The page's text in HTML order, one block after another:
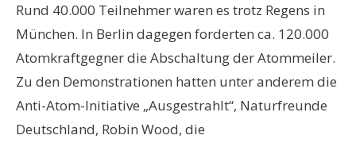
Rund 40.000 Teilnehmer waren es trotz Regens in
München. In Berlin dagegen forderten ca. 120.000
Atomkraftgegner die Abschaltung der Atommeiler.
Zu den Demonstrationen hatten unter anderem die
Anti-Atom-Initiative „Ausgestrahlt“, Naturfreunde
Deutschland, Robin Wood, die